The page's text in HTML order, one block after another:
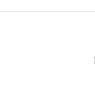
sėkmingai